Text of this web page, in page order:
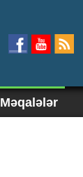
Məqalələr